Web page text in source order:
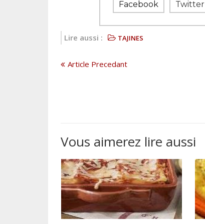
Facebook Twitter
Lire aussi : TAJINES
Article Precedant
Vous aimerez lire aussi